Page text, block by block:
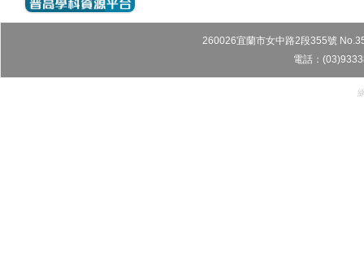
260026宜蘭市女中路2段355號
電話：